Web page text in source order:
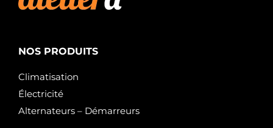
NOS PRODUITS
Climatisation
Électricité
Alternateurs – Démarreurs